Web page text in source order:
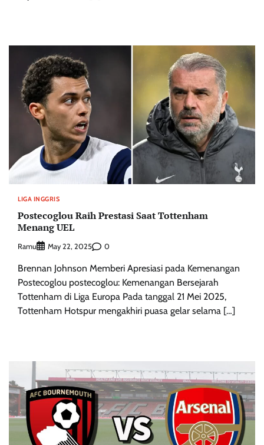
LIGA INGGRIS
Postecoglou Raih Prestasi Saat Tottenham
Menang UEL
Ramu May 22, 2025 0
Brennan Johnson Memberi Apresiasi pada Kemenangan
Postecoglou postecoglou: Kemenangan Bersejarah
Tottenham di Liga Europa Pada tanggal 21 Mei 2025,
Tottenham Hotspur mengakhiri puasa gelar selama […]